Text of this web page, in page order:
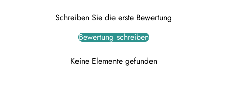
Schreiben Sie die erste Bewertung
Bewertung schreiben
Keine Elemente gefunden